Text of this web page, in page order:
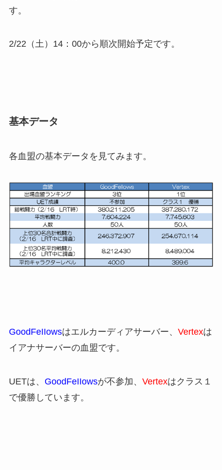
す。
2/22（土）14：00から順次開始予定です。
基本データ
各血盟の基本データを見てみます。
GoodFeIIowsはエルカーディアサーバー、 Vertexは
イアナサーバーの血盟です。
UETは、 GoodFeIIowsが不参加、 Vertexはクラス１
で優勝しています。